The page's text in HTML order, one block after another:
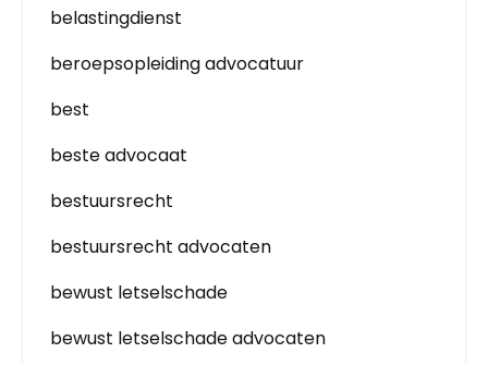
belastingdienst
beroepsopleiding advocatuur
best
beste advocaat
bestuursrecht
bestuursrecht advocaten
bewust letselschade
bewust letselschade advocaten